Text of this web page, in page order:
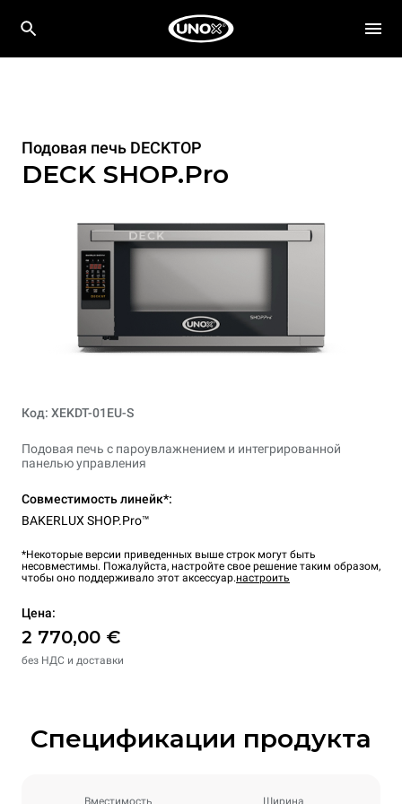
Подовая печь DECKTOP
DECK SHOP.Pro
Код: XEKDT-01EU-S
Подовая печь с пароувлажнением и интегрированной
панелью управления
Совместимость линейк*:
BAKERLUX SHOP.Pro™
*Некоторые версии приведенных выше строк могут быть
несовместимы. Пожалуйста, настройте свое решение таким образом,
чтобы оно поддерживало этот аксессуар.настроить
Цена:
2 770,00 €
без НДС и доставки
Спецификации продукта